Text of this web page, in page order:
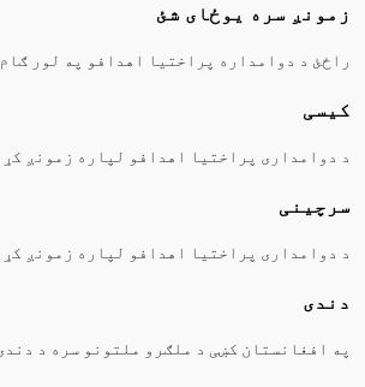
زمونږ سره یوځای شئ
راځئ د دوامداره پراختیا اهدافو په لور
کیسی
د دوامداری پراختیا اهدافو لپاره زمونږ
سرچینی
د دوامداری پراختیا اهدافو لپاره زمونږ
دندی
په افغانستان کښی د ملګرو ملتونو سره د